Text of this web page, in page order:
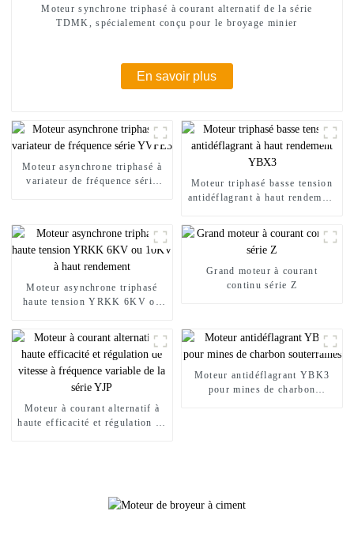
Moteur synchrone triphasé à courant alternatif de la série
TDMK, spécialement conçu pour le broyage minier
En savoir plus
Moteur asynchrone triphasé à
variateur de fréquence série
Moteur triphasé basse tension
antidéflagrant à haut rendement
Moteur asynchrone triphasé
haute tension YRKK 6KV ou
Grand moteur à courant
continu série Z
Moteur à courant alternatif à
haute efficacité et régulation de
Moteur antidéflagrant YBK3
pour mines de charbon